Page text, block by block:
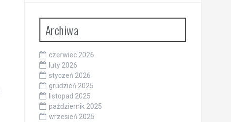
Archiwa
czerwiec 2026
luty 2026
styczeń 2026
grudzień 2025
listopad 2025
październik 2025
wrzesień 2025